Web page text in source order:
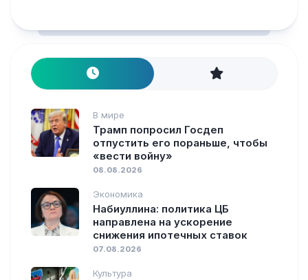
В мире
Трамп попросил Госдеп
отпустить его пораньше, чтобы
«вести войну»
08.08.2026
Экономика
Набиуллина: политика ЦБ
направлена на ускорение
снижения ипотечных ставок
07.08.2026
Культура